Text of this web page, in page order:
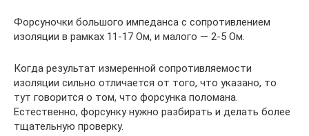
Форсуночки большого импеданса с сопротивлением
изоляции в рамках 11-17 Ом, и малого — 2-5 Ом.
Когда результат измеренной сопротивляемости
изоляции сильно отличается от того, что указано, то
тут говорится о том, что форсунка поломана.
Естественно, форсунку нужно разбирать и делать более
тщательную проверку.